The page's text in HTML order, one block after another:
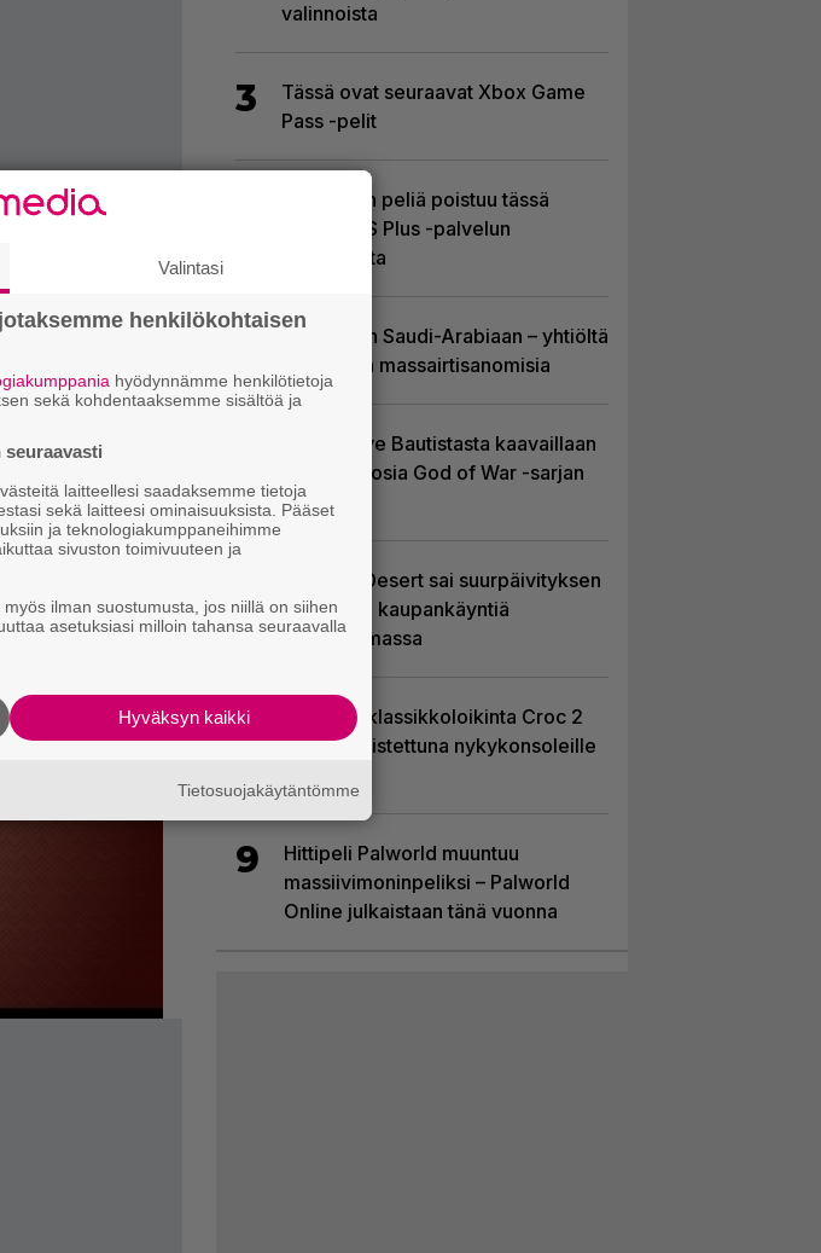
valinnoista
3
Tässä ovat seuraavat Xbox Game
Pass -pelit
Yhdeksän peliä poistuu tässä
kuussa PS Plus -palvelun
tarjonnasta
5
EA myytiin Saudi-Arabiaan – yhtiöltä
odotetaan massairtisanomisia
Huhu: Dave Bautistasta kaavaillaan
uutta Kratosia God of War -sarjan
pääosaan
Crimson Desert sai suurpäivityksen
– uudistaa kaupankäyntiä
pelimaailmassa
8
PS1-ajan klassikkoloikinta Croc 2
palaa uudistettuna nykykonsoleille
9
Hittipeli Palworld muuntuu
massiivimoninpeliksi – Palworld
Online julkaistaan tänä vuonna
Valintasi
henkilökohtaisen
hyödynnämme henkilötietoja
sekä kohdentaaksemme sisältöä ja
laitteellesi saadaksemme tietoja
sekä laitteesi ominaisuuksista. Pääset
ja teknologiakumppaneihimme
sivuston toimivuuteen ja
ilman suostumusta, jos niillä on siihen
asetuksiasi milloin tahansa seuraavalla
Hyväksyn kaikki
Tietosuojakäytäntömme